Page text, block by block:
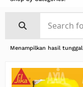
Menampilkan hasil tunggal